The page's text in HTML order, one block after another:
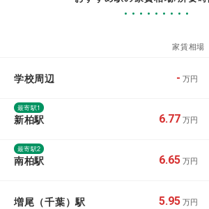
家賃相場
学校周辺 - 万円
最寄駅1
新柏駅 6.77 万円
最寄駅2
南柏駅 6.65 万円
増尾（千葉）駅 5.95 万円